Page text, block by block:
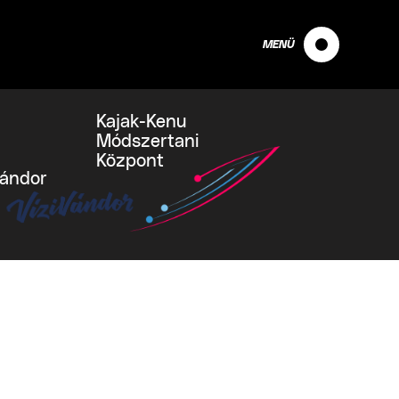
MENÜ
Kajak-Kenu
Módszertani
Központ